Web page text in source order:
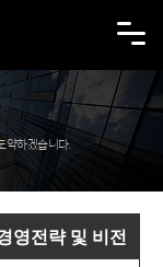
약하겠습니다.
영전략 및 비전